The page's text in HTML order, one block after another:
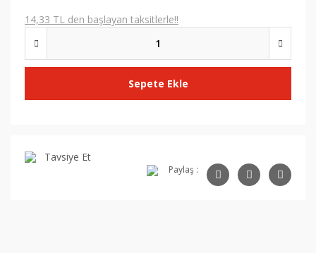
14,33 TL den başlayan taksitlerle!!
Sepete Ekle
Tavsiye Et
Paylaş :